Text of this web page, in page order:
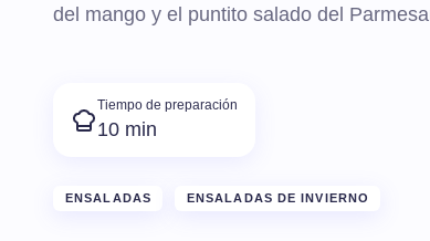
del mango y el puntito salado del
Tiempo de preparación
10 min
ENSALADAS ENSALADAS DE INVIERNO